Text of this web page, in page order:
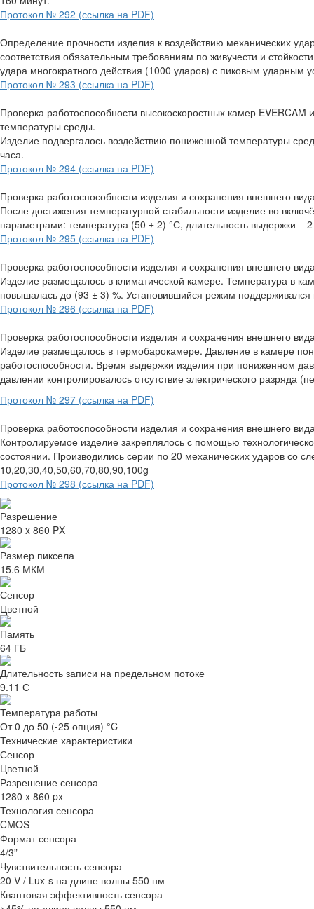
Протокол № 292 (ссылка на PDF)
Определение прочности изделия к воздействию механических
соответствия обязательным требованиям по живучести и
удара многократного действия (1000 ударов) с пиковым ударным
Протокол № 293 (ссылка на PDF)
Проверка работоспособности высокоскоростных камер
температуры среды.
Изделие подвергалось воздействию пониженной температуры
часа.
Протокол № 294 (ссылка на PDF)
Проверка работоспособности изделия и сохранения внешнего
После достижения температурной стабильности изделие во
параметрами: температура (50 ± 2) °С, длительность выдержки –
Протокол № 295 (ссылка на PDF)
Проверка работоспособности изделия и сохранения внешнего
Изделие размещалось в климатической камере. Температура в
повышалась до (93 ± 3) %. Установившийся режим поддерживался
Протокол № 296 (ссылка на PDF)
Проверка работоспособности изделия и сохранения внешнего
Изделие размещалось в термобарокамере. Давление в камере
работоспособности. Время выдержки изделия при пониженном
давлении контролировалось отсутствие электрического
Протокол № 297 (ссылка на PDF)
Проверка работоспособности изделия и сохранения внешнего
Контролируемое изделие закреплялось с помощью
состоянии. Производились серии по 20 механических ударов со
10,20,30,40,50,60,70,80,90,100g
Протокол № 298 (ссылка на PDF)
Разрешение
1280 x 860 PX
Размер пиксела
15.6 МКМ
Сенсор
Цветной
Память
64 ГБ
Длительность записи на предельном потоке
9.11 С
Температура работы
От 0 до 50 (-25 опция) °C
Технические характеристики
Сенсор
Цветной
Разрешение сенсора
1280 x 860 px
Технология сенсора
CMOS
Формат сенсора
4/3”
Чувствительность сенсора
20 V / Lux-s на длине волны 550 нм
Квантовая эффективность сенсора